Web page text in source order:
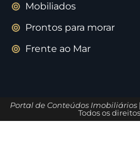
Mobiliados
Prontos para morar
Frente ao Mar
Portal de Conteúdos Imobiliários
Todos os